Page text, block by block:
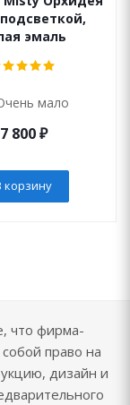
подсветкой,
эмаль
мало
800₽
корзину
что фирма-
право на
дизайн и